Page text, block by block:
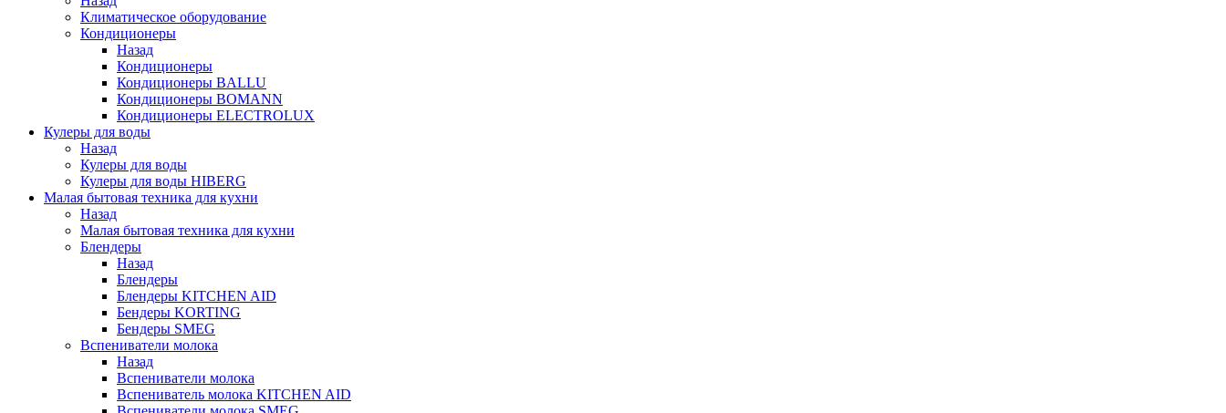
Климатическое оборудование
Кондиционеры
Назад
Кондиционеры
Кондиционеры BALLU
Кондиционеры BOMANN
Кондиционеры ELECTROLUX
Кулеры для воды
Назад
Кулеры для воды
Кулеры для воды HIBERG
Малая бытовая техника для кухни
Назад
Малая бытовая техника для кухни
Блендеры
Назад
Блендеры
Блендеры KITCHEN AID
Бендеры KORTING
Бендеры SMEG
Вспениватели молока
Назад
Вспениватели молока
Вспениватель молока KITCHEN AID